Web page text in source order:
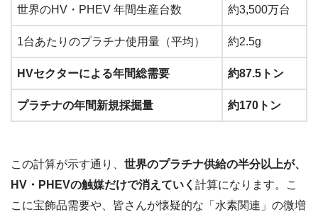
世界のHV・PHEV 年間生産台数 約3,500万台
1台あたりのプラチナ使用量（平均） 約2.5g
HVセクターによる年間総需要 約87.5トン
プラチナの年間新規採掘量 約170トン
この計算が示す通り、 世界のプラチナ供給の半分以上が、
HV・PHEVの触媒だけで消えていく 計算になります。こ
こに宝飾品需要や、皆さんが懐疑的な「水素関連」の微増